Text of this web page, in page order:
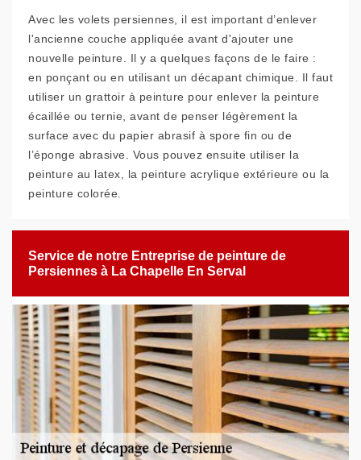
Avec les volets persiennes, il est important d’enlever
l'ancienne couche appliquée avant d'ajouter une
nouvelle peinture. Il y a quelques façons de le faire :
en ponçant ou en utilisant un décapant chimique. Il faut
utiliser un grattoir à peinture pour enlever la peinture
écaillée ou ternie, avant de penser légèrement la
surface avec du papier abrasif à spore fin ou de
l’éponge abrasive. Vous pouvez ensuite utiliser la
peinture au latex, la peinture acrylique extérieure ou la
peinture colorée.
Service de notre Entreprise de peinture de
Persiennes à La Chapelle En Serval